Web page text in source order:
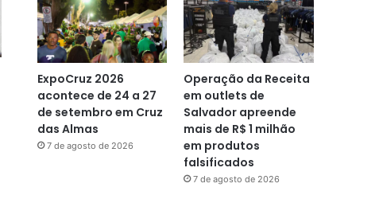
ExpoCruz 2026
acontece de 24 a 27
de setembro em Cruz
das Almas
7 de agosto de 2026
Operação da Receita
em outlets de
Salvador apreende
mais de R$ 1 milhão
em produtos
falsificados
7 de agosto de 2026